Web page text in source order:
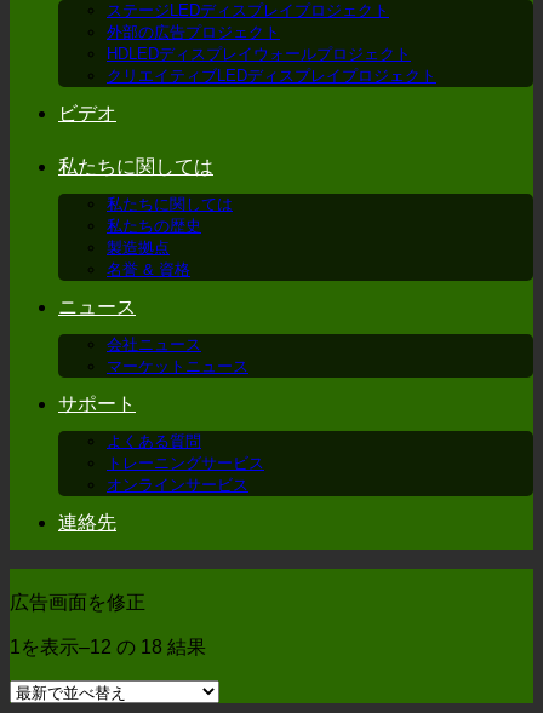
ステージLEDディスプレイプロジェクト
外部の広告プロジェクト
HDLEDディスプレイウォールプロジェクト
クリエイティブLEDディスプレイプロジェクト
ビデオ
私たちに関しては
私たちに関しては
私たちの歴史
製造拠点
名誉 & 資格
ニュース
会社ニュース
マーケットニュース
サポート
よくある質問
トレーニングサービス
オンラインサービス
連絡先
広告画面を修正
1を表示–12 の 18 結果